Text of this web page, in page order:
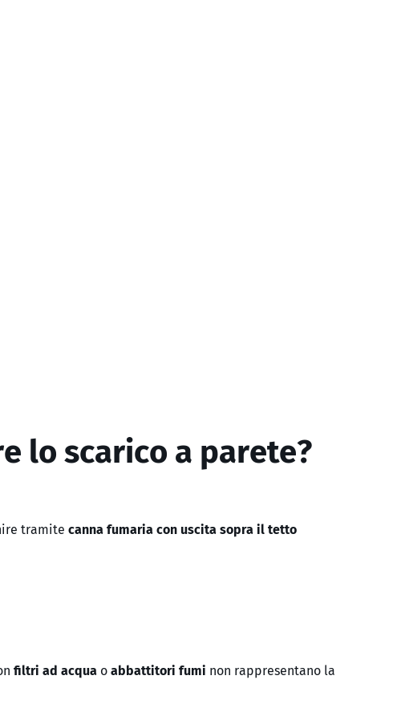
lo scarico a parete?
tramite canna fumaria con uscita sopra il tetto
filtri ad acqua o abbattitori fumi non rappresentano la